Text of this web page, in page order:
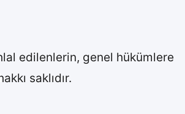
edilenlerin, genel hükümlere
saklıdır.